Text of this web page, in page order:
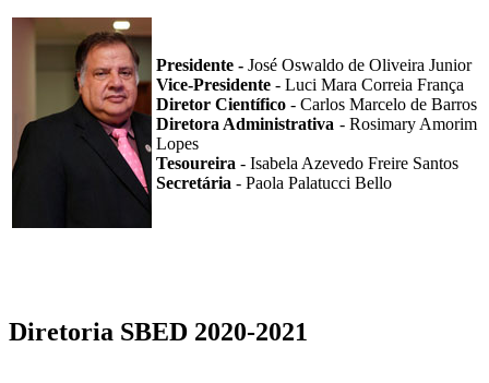
Presidente - José Oswaldo de Oliveira Junior
Vice-Presidente - Luci Mara Correia França
Diretor Científico - Carlos Marcelo de Barros
Diretora Administrativa - Rosimary Amorim
Lopes
Tesoureira - Isabela Azevedo Freire Santos
Secretária - Paola Palatucci Bello
Diretoria SBED 2020-2021